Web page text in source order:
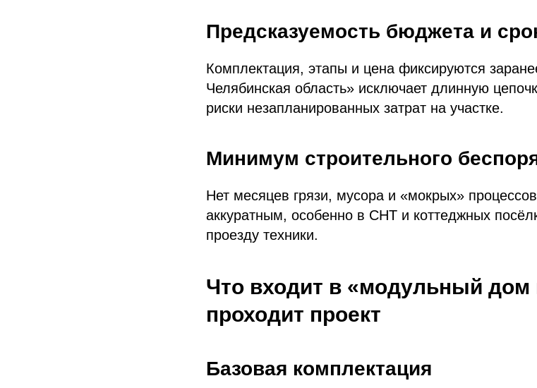
Предсказуемость бюджета и
Комплектация, этапы и цена фиксируются
Челябинская область» исключает длинную
риски незапланированных затрат на участке.
Минимум строительного
Нет месяцев грязи, мусора и «мокрых»
аккуратным, особенно в СНТ и коттеджных
проезду техники.
Что входит в «модульный дом
проходит проект
Базовая комплектация